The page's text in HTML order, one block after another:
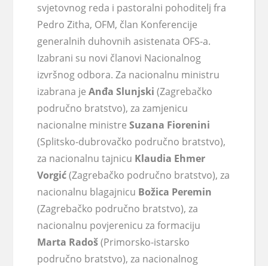
svjetovnog reda i pastoralni pohoditelj fra
Pedro Zitha, OFM, član Konferencije
generalnih duhovnih asistenata OFS-a.
Izabrani su novi članovi Nacionalnog
izvršnog odbora. Za nacionalnu ministru
izabrana jeAnđa Slunjski (Zagrebačko
područno bratstvo), za zamjenicu
nacionalne ministreSuzana Fiorenini
(Splitsko-dubrovačko područno bratstvo),
za nacionalnu tajnicu Klaudia Ehmer
Vorgić(Zagrebačko područno bratstvo), za
nacionalnu blagajnicu Božica Peremin
(Zagrebačko područno bratstvo), za
nacionalnu povjerenicu za formaciju
Marta Radoš(Primorsko-istarsko
područno bratstvo), za nacionalnog